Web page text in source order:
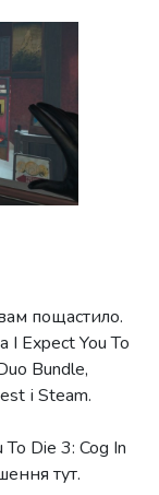
пощастило.
Expect You To
​​Bundle,
і Steam.
Die 3: Cog In
тут.